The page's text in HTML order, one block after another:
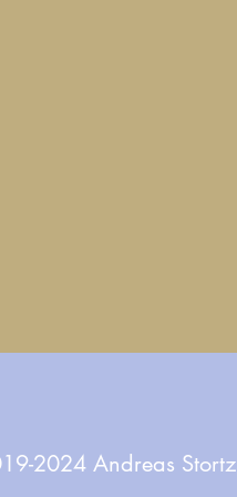
2024 Andreas Stortz